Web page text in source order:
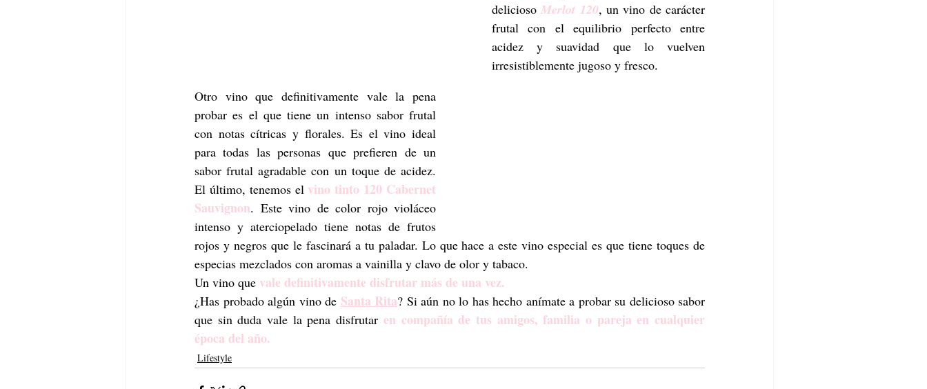
delicioso Merlot 120, un vino de carácter
frutal con el equilibrio perfecto entre
acidez y suavidad que lo vuelven
irresistiblemente jugoso y fresco.
Otro vino que definitivamente vale la pena
probar es el que tiene un intenso sabor frutal
con notas cítricas y florales. Es el vino ideal
para todas las personas que prefieren de un
sabor frutal agradable con un toque de acidez.
El último, tenemos el vino tinto 120 Cabernet
Sauvignon. Este vino de color rojo violáceo
intenso y aterciopelado tiene notas de frutos
rojos y negros que le fascinará a tu paladar. Lo que hace a este vino especial es que tiene toques de
especias mezclados con aromas a vainilla y clavo de olor y tabaco.
Un vino que vale definitivamente disfrutar más de una vez.
¿Has probado algún vino de Santa Rita? Si aún no lo has hecho anímate a probar su delicioso sabor
que sin duda vale la pena disfrutar en compañía de tus amigos, familia o pareja en cualquier
época del año.
Lifestyle